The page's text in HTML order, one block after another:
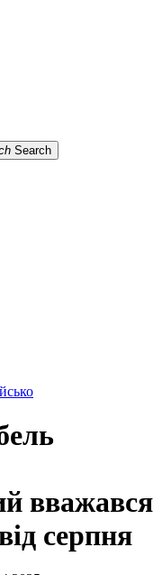
Search
вважався
серпня